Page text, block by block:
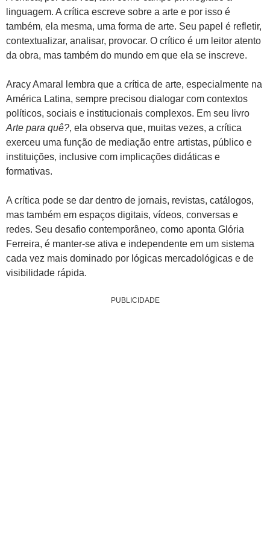
linguagem. A crítica escreve sobre a arte e por isso é
também, ela mesma, uma forma de arte. Seu papel é refletir,
contextualizar, analisar, provocar. O crítico é um leitor atento
da obra, mas também do mundo em que ela se inscreve.
Aracy Amaral lembra que a crítica de arte, especialmente na
América Latina, sempre precisou dialogar com contextos
políticos, sociais e institucionais complexos. Em seu livro
Arte para quê?, ela observa que, muitas vezes, a crítica
exerceu uma função de mediação entre artistas, público e
instituições, inclusive com implicações didáticas e
formativas.
A crítica pode se dar dentro de jornais, revistas, catálogos,
mas também em espaços digitais, vídeos, conversas e
redes. Seu desafio contemporâneo, como aponta Glória
Ferreira, é manter-se ativa e independente em um sistema
cada vez mais dominado por lógicas mercadológicas e de
visibilidade rápida.
PUBLICIDADE